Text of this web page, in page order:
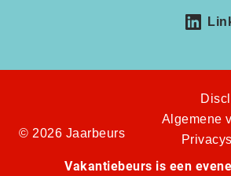
© 2026 Jaarbeurs
Algemene
Vakantiebeurs is een